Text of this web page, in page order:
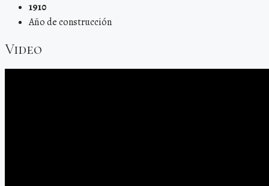
1910
Año de construcción
Video